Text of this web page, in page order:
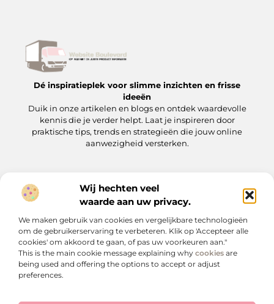
Wij hechten veel
waarde aan uw privacy.
We maken gebruik van cookies en vergelijkbare technologieën
om de gebruikerservaring te verbeteren. Klik op 'Accepteer alle
cookies' om akkoord te gaan, of pas uw voorkeuren aan."
This is the main cookie message explaining why cookies are
being used and offering the options to accept or adjust
preferences.
Dé inspiratieplek voor slimme inzichten en frisse
ideeën
Duik in onze artikelen en blogs en ontdek waardevolle
kennis die je verder helpt. Laat je inspireren door
praktische tips, trends en strategieën die jouw online
aanwezigheid versterken.
Onze informatie
Bericht categorie